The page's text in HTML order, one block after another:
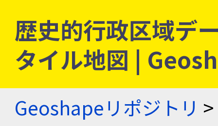
歴史的行政区域デ
タイル地図 |
Geoshapeリポジトリ >